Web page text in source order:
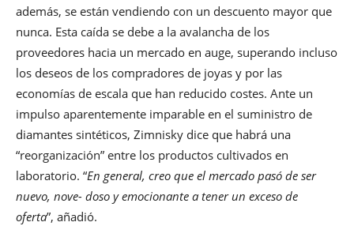
además, se están vendiendo con un descuento mayor que
nunca. Esta caída se debe a la avalancha de los
proveedores hacia un mercado en auge, superando incluso
los deseos de los compradores de joyas y por las
economías de escala que han reducido costes. Ante un
impulso aparentemente imparable en el suministro de
diamantes sintéticos, Zimnisky dice que habrá una
“reorganización” entre los productos cultivados en
laboratorio. “En general, creo que el mercado pasó de ser
nuevo, nove- doso y emocionante a tener un exceso de
oferta”, añadió.